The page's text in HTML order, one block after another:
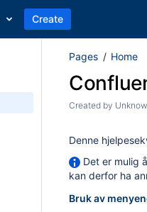
Create
Pages Home
Created by
Denne
Det er mulig
kan derfor ha
Bruk av